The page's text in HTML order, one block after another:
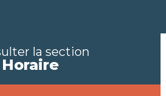
la section
Horaire